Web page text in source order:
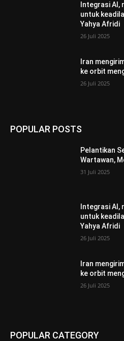
Integrasi
untuk
Yahya Afridi
26 Juli 2025
Iran
ke orbit
26 Juli 2025
POPULAR POSTS
Pelantikan
Wartawan,
31 Juli 2025
Integrasi
untuk
Yahya Afridi
26 Juli 2025
Iran
ke orbit
26 Juli 2025
POPULAR CATEGORY